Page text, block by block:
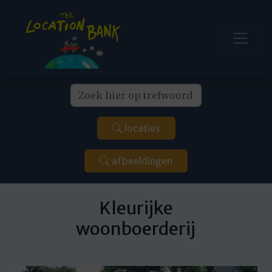
locaties
afbeeldingen
Kleurijke
woonboerderij